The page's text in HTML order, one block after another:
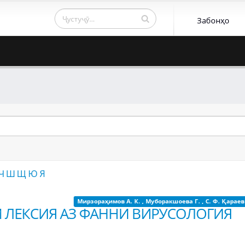
Забонҳо
Ш Щ Ю Я
Мирзораҳимов А. К. , Муборакшоева Г. , С. Ф. Қараев
ЛЕКСИЯ АЗ ФАННИ ВИРУСОЛОГИЯ